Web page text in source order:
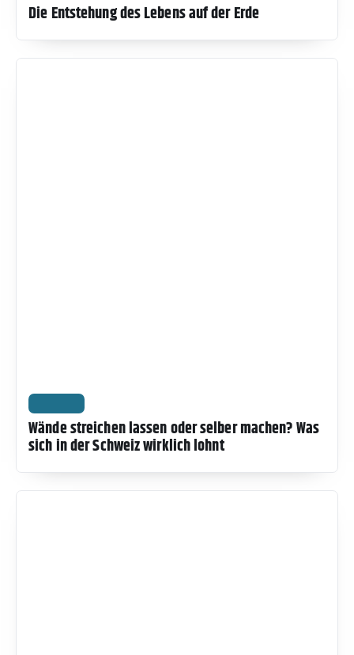
Die Entstehung des Lebens auf der Erde
Wände streichen lassen oder selber machen? Was
sich in der Schweiz wirklich lohnt